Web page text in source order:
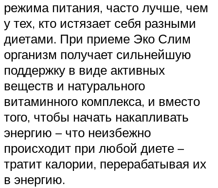
режима питания, часто лучше, чем
у тех, кто истязает себя разными
диетами. При приеме Эко Слим
организм получает сильнейшую
поддержку в виде активных
веществ и натурального
витаминного комплекса, и вместо
того, чтобы начать накапливать
энергию – что неизбежно
происходит при любой диете –
тратит калории, перерабатывая их
в энергию.